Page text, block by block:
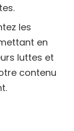
les
en
luttes et
contenu